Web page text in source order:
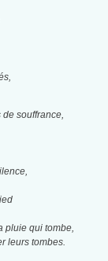
souffrance,
pluie qui tombe,
leurs tombes.